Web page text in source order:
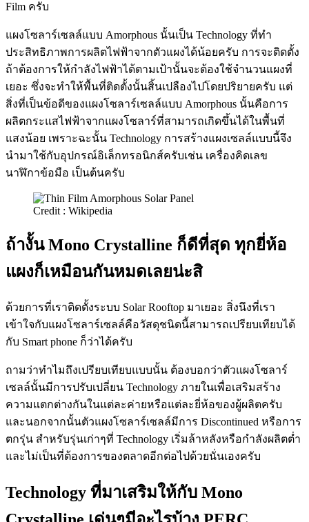
Film ครับ
แผงโซลาร์เซลล์แบบ Amorphous นั้นเป็น Technology ที่ทำ
ประสิทธิภาพการผลิตไฟฟ้าจากตัวแผงได้น้อยครับ การจะติดตั้ง
ถ้าต้องการให้กำลังไฟฟ้าได้ตามเป้านั้นจะต้องใช้จำนวนแผงที่
เยอะ ซึ่งจะทำให้พื้นที่ติดตั้งนั้นสิ้นเปลืองไปโดยปริยายครับ แต่
สิ่งที่เป็นข้อดีของแผงโซลาร์เซลล์แบบ Amorphous นั้นคือการ
ผลิตกระแสไฟฟ้าจากแผงโซลาร์ที่สามารถเกิดขึ้นได้ในพื้นที่
แสงน้อย เพราะฉะนั้น Technology การสร้างแผงเซลล์แบบนี้จึง
นำมาใช้กับอุปกรณ์อิเล็กทรอนิกส์ครับเช่น เครื่องคิดเลข
นาฬิกาข้อมือ เป็นต้นครับ
Credit : Wikipedia
ถ้างั้น Mono Crystalline ก็ดีที่สุด ทุกยี่ห้อ
แผงก็เหมือนกันหมดเลยน่ะสิ
ด้วยการที่เราติดตั้งระบบ Solar Rooftop มาเยอะ สิ่งนึงที่เรา
เข้าใจกับแผงโซลาร์เซลล์คือวัสดุชนิดนี้สามารถเปรียบเทียบได้
กับ Smart phone ก็ว่าได้ครับ
ถามว่าทำไมถึงเปรียบเทียบแบบนั้น ต้องบอกว่าตัวแผงโซลาร์
เซลล์นั้นมีการปรับเปลี่ยน Technology ภายในเพื่อเสริมสร้าง
ความแตกต่างกันในแต่ละค่ายหรือแต่ละยี่ห้อของผู้ผลิตครับ
และนอกจากนั้นตัวแผงโซลาร์เซลล์มีการ Discontinued หรือการ
ตกรุ่น สำหรับรุ่นเก่าๆที่ Technology เริ่มล้าหลังหรือกำลังผลิตต่ำ
และไม่เป็นที่ต้องการของตลาดอีกต่อไปด้วยนั่นเองครับ
Technology ที่มาเสริมให้กับ Mono